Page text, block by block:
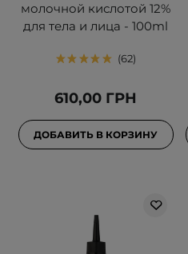
молочной кислотой 12%
для тела и лица - 100ml
62
610,00 ГРН
ДОБАВИТЬ В КОРЗИНУ